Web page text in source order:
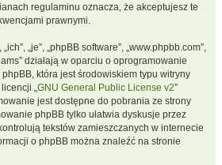
regulaminu oznacza, że akceptujesz te
prawnymi.
„je”, „phpBB software”, „www.phpbb.com”,
działają w oparciu o oprogramowanie
która jest środowiskiem typu witryny
„GNU General Public License v2”
jest dostępne do pobrania ze strony
phpBB tylko ułatwia dyskusje przez
tekstów zamieszczanych w internecie
o phpBB można znaleźć na stronie